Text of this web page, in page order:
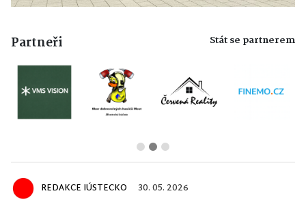
Partneři Stát se partnerem
REDAKCE IÚSTECKO 30. 05. 2026